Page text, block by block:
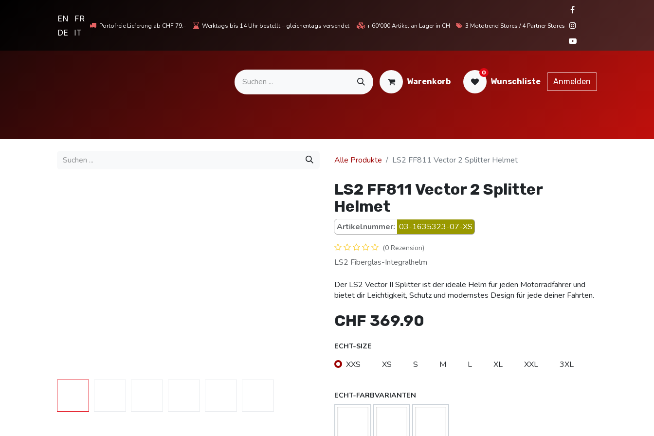
EN
FR
DE
IT
Portofreie Lieferung ab CHF 79.– Werktags bis 14 Uhr bestellt – gleichentags versendet + 60'000 Artikel an Lager in CH 3 Mototrend Stores / 4 Partner Stores
Warenkorb
0
Wunschliste Anmelden
Alle Produkte LS2 FF811 Vector 2 Splitter Helmet
LS2 FF811 Vector 2 Splitter
Helmet
Artikelnummer: 03-1635323-07-XS
(0 Rezension)
LS2 Fiberglas-Integralhelm
Der LS2 Vector II Splitter ist der ideale Helm für jeden Motorradfahrer und
bietet dir Leichtigkeit, Schutz und modernstes Design für jede deiner Fahrten.
CHF 369.90
ECHT-SIZE
XXS XS S M L XL XXL 3XL
ECHT-FARBVARIANTEN